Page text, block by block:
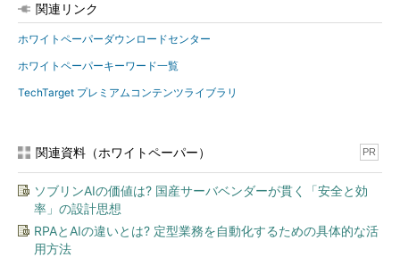
関連リンク
ホワイトペーパーダウンロードセンター
ホワイトペーパーキーワード一覧
TechTarget プレミアムコンテンツライブラリ
関連資料（ホワイトペーパー） PR
ソブリンAIの価値は? 国産サーバベンダーが貫く「安全と効
率」の設計思想
RPAとAIの違いとは? 定型業務を自動化するための具体的な活
用方法